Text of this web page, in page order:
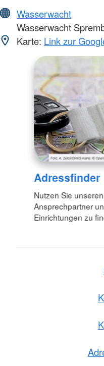
Wasserwacht
Wasserwacht
Karte: Link zur
Adressfinder
Nutzen Sie
Ansprechpartner
Einrichtungen zu